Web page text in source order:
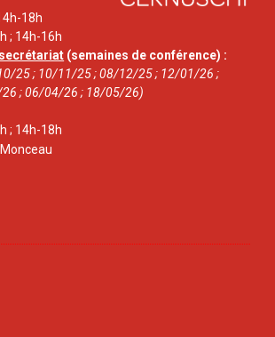
18h
; 14h-16h
(semaines de conférence) :
25 ; 10/11/25 ; 08/12/25 ; 12/01/26 ;
; 06/04/26 ; 18/05/26)
; 14h-18h